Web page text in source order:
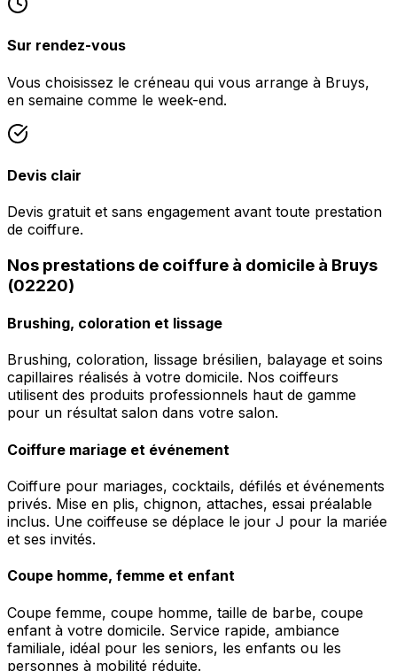
Sur rendez-vous
Vous choisissez le créneau qui vous arrange à Bruys,
en semaine comme le week-end.
Devis clair
Devis gratuit et sans engagement avant toute prestation
de coiffure.
Nos prestations de coiffure à domicile à Bruys
(02220)
Brushing, coloration et lissage
Brushing, coloration, lissage brésilien, balayage et soins
capillaires réalisés à votre domicile. Nos coiffeurs
utilisent des produits professionnels haut de gamme
pour un résultat salon dans votre salon.
Coiffure mariage et événement
Coiffure pour mariages, cocktails, défilés et événements
privés. Mise en plis, chignon, attaches, essai préalable
inclus. Une coiffeuse se déplace le jour J pour la mariée
et ses invités.
Coupe homme, femme et enfant
Coupe femme, coupe homme, taille de barbe, coupe
enfant à votre domicile. Service rapide, ambiance
familiale, idéal pour les seniors, les enfants ou les
personnes à mobilité réduite.